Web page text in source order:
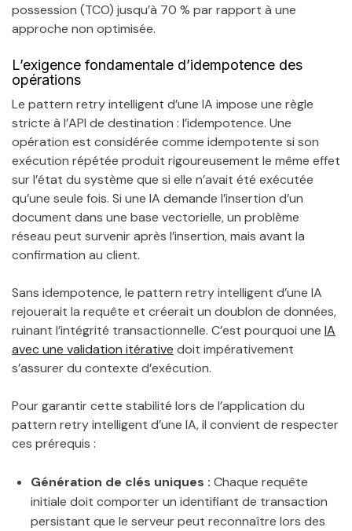
possession (TCO) jusqu’à 70 % par rapport à une
approche non optimisée.
L’exigence fondamentale d’idempotence des
opérations
Le pattern retry intelligent d’une IA impose une règle
stricte à l’API de destination : l’idempotence. Une
opération est considérée comme idempotente si son
exécution répétée produit rigoureusement le même effet
sur l’état du système que si elle n’avait été exécutée
qu’une seule fois. Si une IA demande l’insertion d’un
document dans une base vectorielle, un problème
réseau peut survenir après l’insertion, mais avant la
confirmation au client.
Sans idempotence, le pattern retry intelligent d’une IA
rejouerait la requête et créerait un doublon de données,
ruinant l’intégrité transactionnelle. C’est pourquoi une IA
avec une validation itérative doit impérativement
s’assurer du contexte d’exécution.
Pour garantir cette stabilité lors de l’application du
pattern retry intelligent d’une IA, il convient de respecter
ces prérequis :
Génération de clés uniques : Chaque requête
initiale doit comporter un identifiant de transaction
persistant que le serveur peut reconnaître lors des